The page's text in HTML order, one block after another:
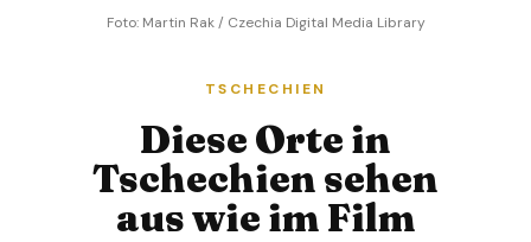
Foto: Martin Rak / Czechia Digital Media Library
TSCHECHIEN
Diese Orte in
Tschechien sehen
aus wie im Film